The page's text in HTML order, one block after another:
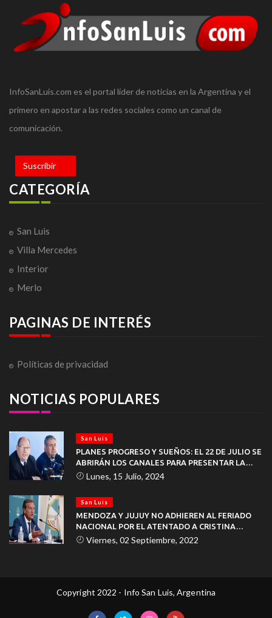
InfoSanLuis.com es el portal líder de noticias en la Argentina y el
primero en apostar a las redes sociales como un canal de
comunicación.
Suscribir
CATEGORÍA
San Luis
Villa Mercedes
Interior
Merlo
PAGINAS DE INTERÉS
Políticas de privacidad
NOTICIAS POPULARES
San Luis
PLANES PROGRESO Y SUEÑOS: EL 22 DE JULIO SE
ABRIRÁN LOS CANALES PARA PRESENTAR LA
DOCUMENTACIÓN
Lunes, 15 Julio, 2024
San Luis
MENDOZA Y JUJUY NO ADHIEREN AL FERIADO
NACIONAL POR EL ATENTADO A CRISTINA
KIRCHNER
Viernes, 02 Septiembre, 2022
Copyright 2022 - Info San Luis, Argentina